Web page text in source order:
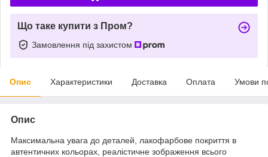
Що таке купити з Пром?
Замовлення під захистом
Опис Характеристики Доставка Оплата Умови
Опис
Максимальна увага до деталей, лакофарбове покриття в
автентичних кольорах, реалістичне зображення всього